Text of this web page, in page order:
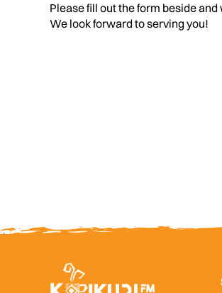
Please fill out the form beside
We look forward to serving you!